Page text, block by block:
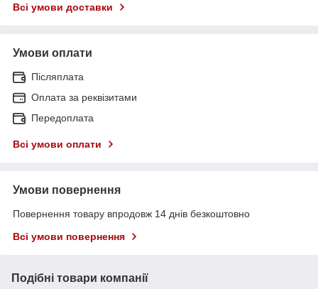
Всі умови доставки
Умови оплати
Післяплата
Оплата за реквізитами
Передоплата
Всі умови оплати
Умови повернення
Повернення товару впродовж 14 днів безкоштовно
Всі умови повернення
Подібні товари компанії